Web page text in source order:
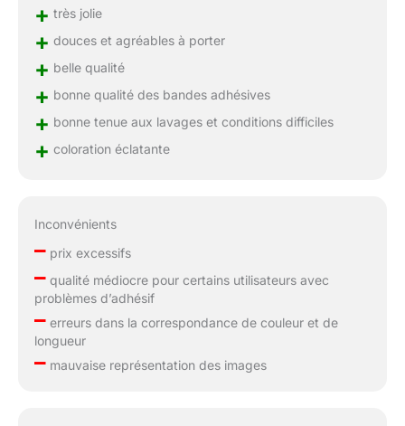
+ très jolie
+ douces et agréables à porter
+ belle qualité
+ bonne qualité des bandes adhésives
+ bonne tenue aux lavages et conditions difficiles
+ coloration éclatante
Inconvénients
–prix excessifs
–qualité médiocre pour certains utilisateurs avec
problèmes d’adhésif
–erreurs dans la correspondance de couleur et de
longueur
–mauvaise représentation des images